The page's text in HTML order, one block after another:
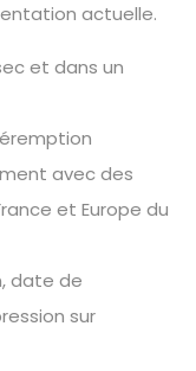
actuelle.
et dans un
avec des
et Europe du
date de
sur